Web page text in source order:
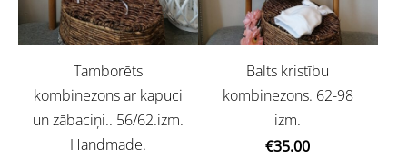
Tamborēts
kombinezons ar kapuci
un zābaciņi.. 56/62.izm.
Handmade.
Balts kristību
kombinezons. 62-98
izm.
€35.00